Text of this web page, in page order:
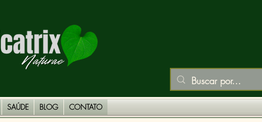
SAÚDE BLOG CONTATO